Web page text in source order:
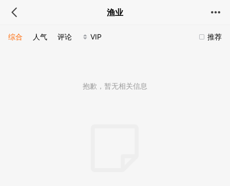
渔业
推荐
综合 人气 评论 VIP
抱歉，暂无相关信息